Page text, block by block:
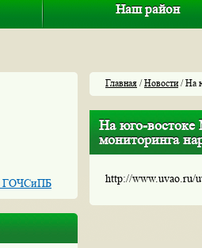
Наш район
ГОЧСиПБ
Главная /Новости/ На
На юго-востоке
мониторинга
http://www.uvao.ru/